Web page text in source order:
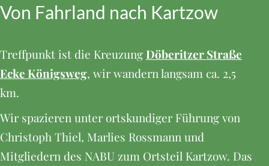
Von Fahrland nach Kartzow
Treffpunkt ist die Kreuzung Döberitzer Straße
Ecke Königsweg, wir wandern langsam ca. 2,5
km.
Wir spazieren unter ortskundiger Führung von
Christoph Thiel, Marlies Rossmann und
Mitgliedern des NABU zum Ortsteil Kartzow. Das